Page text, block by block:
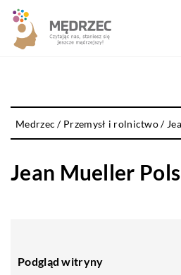
Medrzec / Przemysł i rolnictwo/
Jean Mueller
Podgląd witryny